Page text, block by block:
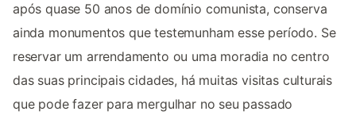
após quase 50 anos de domínio comunista, conserva
ainda monumentos que testemunham esse período. Se
reservar um arrendamento ou uma moradia no centro
das suas principais cidades, há muitas visitas culturais
que pode fazer para mergulhar no seu passado